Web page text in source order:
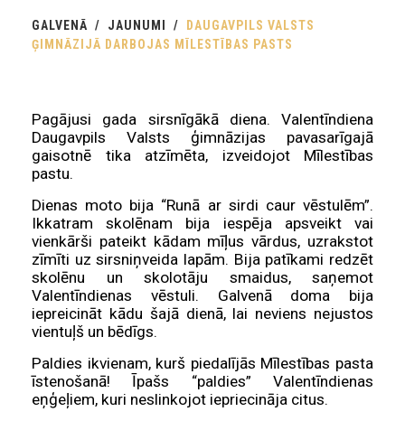
GALVENĀ JAUNUMI
DAUGAVPILS VALSTS
ĢIMNĀZIJĀ DARBOJAS MĪLESTĪBAS PASTS
Pagājusi gada sirsnīgākā diena. Valentīndiena
Daugavpils Valsts ģimnāzijas pavasarīgajā
gaisotnē tika atzīmēta, izveidojot Mīlestības
pastu.
Dienas moto bija “Runā ar sirdi caur vēstulēm”.
Ikkatram skolēnam bija iespēja apsveikt vai
vienkārši pateikt kādam mīļus vārdus, uzrakstot
zīmīti uz sirsniņveida lapām. Bija patīkami redzēt
skolēnu un skolotāju smaidus, saņemot
Valentīndienas vēstuli. Galvenā doma bija
iepreicināt kādu šajā dienā, lai neviens nejustos
vientuļš un bēdīgs.
Paldies ikvienam, kurš piedalījās Mīlestības pasta
īstenošanā! Īpašs “paldies” Valentīndienas
eņģeļiem, kuri neslinkojot iepriecināja citus.